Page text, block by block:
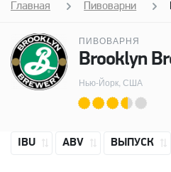
Главная Пивоварни
ПИВОВАРНЯ
Brooklyn
Нью-Йорк, США
IBU ABV ВЫПУСК